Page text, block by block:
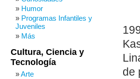
de
Humor
Programas Infantiles y
Juveniles
Más
Cultura, Ciencia y
Tecnología
Arte